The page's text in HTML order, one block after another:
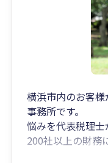
横浜市内のお客
事務所です。
悩みを代表税理士
200社以上の財務
ごとに素早く対応